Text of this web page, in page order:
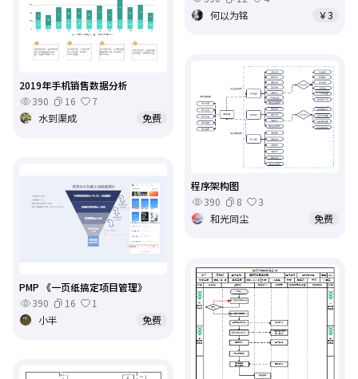
何以为铭
￥3
2019年手机销售数据分析
390
16
7
水到渠成
免费
程序架构图
390
8
3
和光同尘
免费
PMP 《一页纸搞定项目管理》
390
16
1
小半
免费